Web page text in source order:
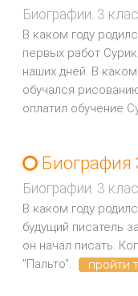
Биографии. 3
В каком году
первых работ
наших дней. В
обучался
оплатил обучение
Биография
Биографии. 3
В каком году
будущий писатель
он начал писать.
"Пальто".
пройти